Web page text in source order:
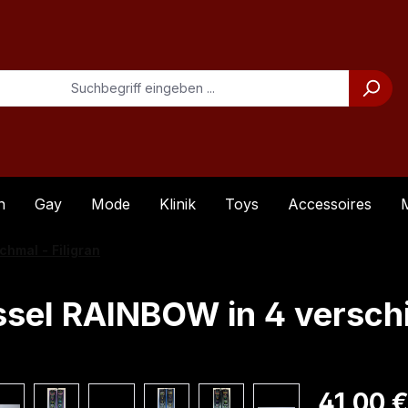
Gay Mode Klinik Toys Accessoires
RAINBOW in 4
Regulärer